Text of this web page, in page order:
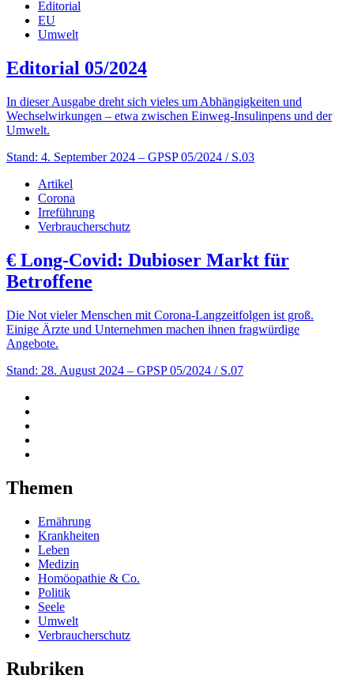
Editorial
EU
Umwelt
Editorial 05/2024
In dieser Ausgabe dreht sich vieles um Abhängigkeiten und
Wechselwirkungen – etwa zwischen Einweg-Insulinpens und der
Umwelt.
Stand: 4. September 2024 – GPSP 05/2024 / S.03
Artikel
Corona
Irreführung
Verbraucherschutz
€ Long-Covid: Dubioser Markt für
Betroffene
Die Not vieler Menschen mit Corona-Langzeitfolgen ist groß.
Einige Ärzte und Unternehmen machen ihnen fragwürdige
Angebote.
Stand: 28. August 2024 – GPSP 05/2024 / S.07
Themen
Ernährung
Krankheiten
Leben
Medizin
Homöopathie & Co.
Politik
Seele
Umwelt
Verbraucherschutz
Rubriken